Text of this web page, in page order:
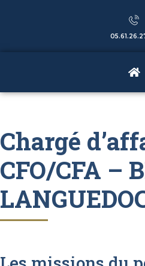
Chargé
CFO/CFA –